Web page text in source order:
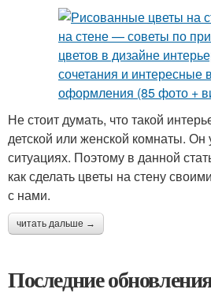
Не стоит думать, что такой
детской или женской комнаты.
ситуациях. Поэтому в данной
как сделать цветы на стену
с нами.
читать дальше →
Последние